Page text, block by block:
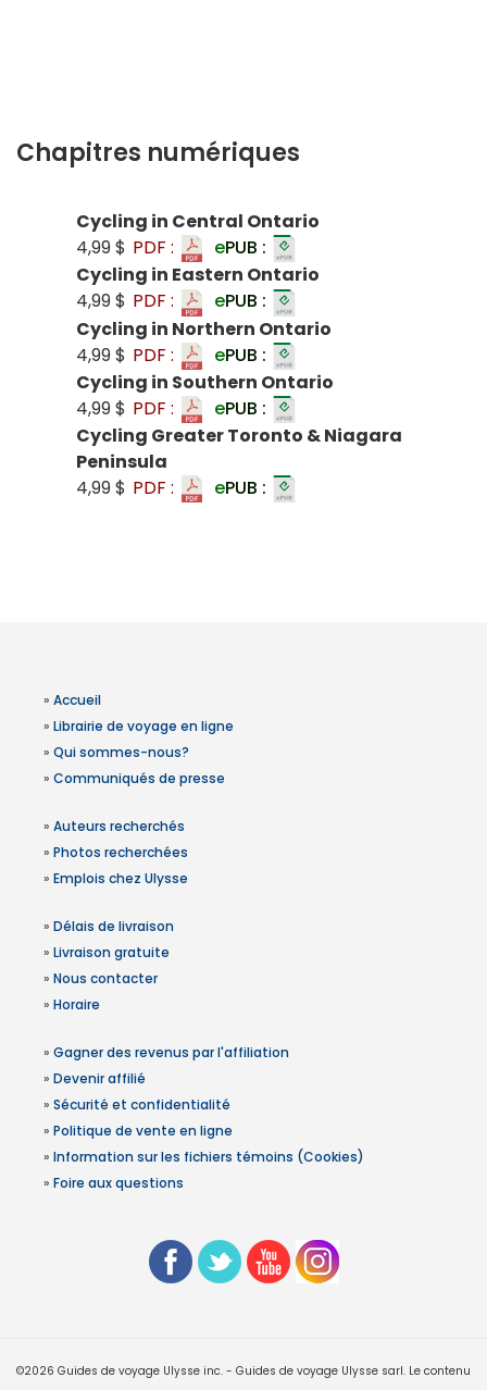
Chapitres numériques
Cycling in Central Ontario
4,99 $ PDF : ePUB :
Cycling in Eastern Ontario
4,99 $ PDF : ePUB :
Cycling in Northern Ontario
4,99 $ PDF : ePUB :
Cycling in Southern Ontario
4,99 $ PDF : ePUB :
Cycling Greater Toronto & Niagara
Peninsula
4,99 $ PDF : ePUB :
» Accueil
» Librairie de voyage en ligne
» Qui sommes-nous?
» Communiqués de presse
» Auteurs recherchés
» Photos recherchées
» Emplois chez Ulysse
» Délais de livraison
» Livraison gratuite
» Nous contacter
» Horaire
» Gagner des revenus par l'affiliation
» Devenir affilié
» Sécurité et confidentialité
» Politique de vente en ligne
» Information sur les fichiers témoins (Cookies)
» Foire aux questions
©2026 Guides de voyage Ulysse inc. - Guides de voyage Ulysse sarl. Le contenu